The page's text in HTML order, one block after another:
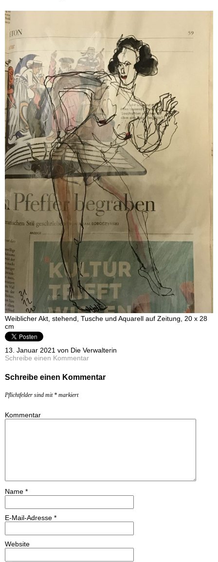
Weiblicher Akt, stehend, Tusche und Aquarell auf Zeitung, 20 x 28
cm
13. Januar 2021 von Die Verwalterin
Schreibe einen Kommentar
Schreibe einen Kommentar
Pflichtfelder sind mit * markiert
Kommentar
Name *
E-Mail-Adresse *
Website